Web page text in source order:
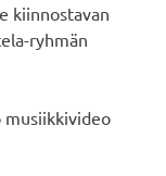
kiinnostavan
ryhmän
musiikkivideo